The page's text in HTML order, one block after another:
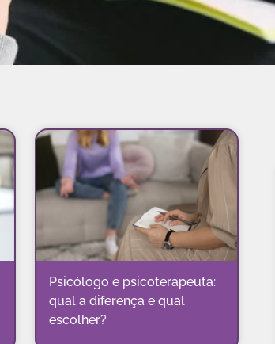
Psicólogo e psicoterapeuta:
qual a diferença e qual
escolher?